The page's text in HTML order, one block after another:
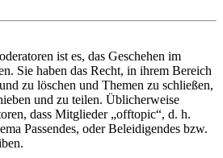
ist es, das Geschehen im
Sie haben das Recht, in ihrem Bereich
zu löschen und Themen zu schließen,
und zu teilen. Üblicherweise
dass Mitglieder „offtopic“, d. h.
Passendes, oder Beleidigendes bzw.